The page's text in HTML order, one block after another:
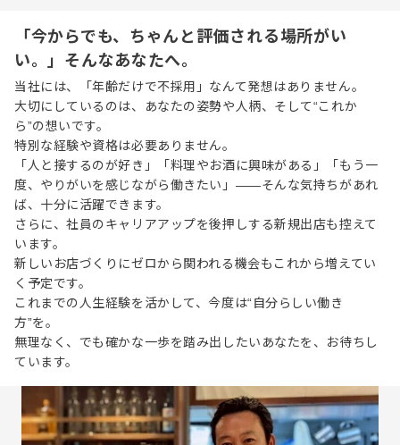
「今からでも、ちゃんと評価される場所がい
い。」そんなあなたへ。
当社には、「年齢だけで不採用」なんて発想はありません。
大切にしているのは、あなたの姿勢や人柄、そして“これか
ら”の想いです。
特別な経験や資格は必要ありません。
「人と接するのが好き」「料理やお酒に興味がある」「もう一
度、やりがいを感じながら働きたい」——そんな気持ちがあれ
ば、十分に活躍できます。
さらに、社員のキャリアアップを後押しする新規出店も控えて
います。
新しいお店づくりにゼロから関われる機会もこれから増えてい
く予定です。
これまでの人生経験を活かして、今度は“自分らしい働き
方”を。
無理なく、でも確かな一歩を踏み出したいあなたを、お待ちし
ています。